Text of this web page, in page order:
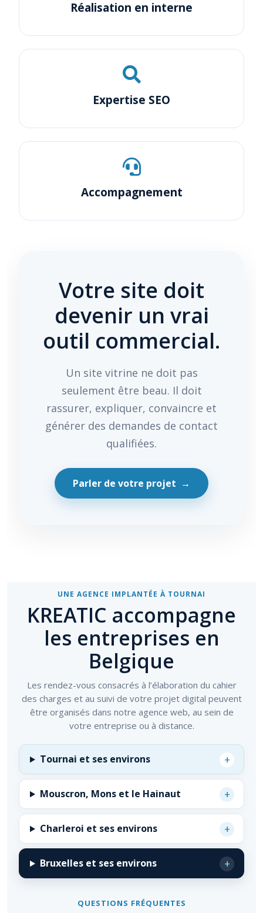
Réalisation en interne
Expertise SEO
Accompagnement
Votre site doit
devenir un vrai
outil commercial.
Un site vitrine ne doit pas
seulement être beau. Il doit
rassurer, expliquer, convaincre et
générer des demandes de contact
qualifiées.
Parler de votre projet →
UNE AGENCE IMPLANTÉE À TOURNAI
KREATIC accompagne
les entreprises en
Belgique
Les rendez-vous consacrés à l’élaboration du cahier
des charges et au suivi de votre projet digital peuvent
être organisés dans notre agence web, au sein de
votre entreprise ou à distance.
Tournai et ses environs +
Mouscron, Mons et le Hainaut +
Charleroi et ses environs +
Bruxelles et ses environs +
QUESTIONS FRÉQUENTES